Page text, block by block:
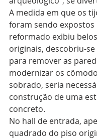
A medida em que os
foram sendo expostos
reformado exibiu
originais, descobriu-
para remover as
modernizar os
sobrado, seria
construção de uma
concreto.
No hall de entrada,
quadrado do piso